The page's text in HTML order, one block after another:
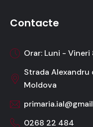
Contacte
Orar: Luni - Vineri
Strada Alexandru
Moldova
0268 22 484